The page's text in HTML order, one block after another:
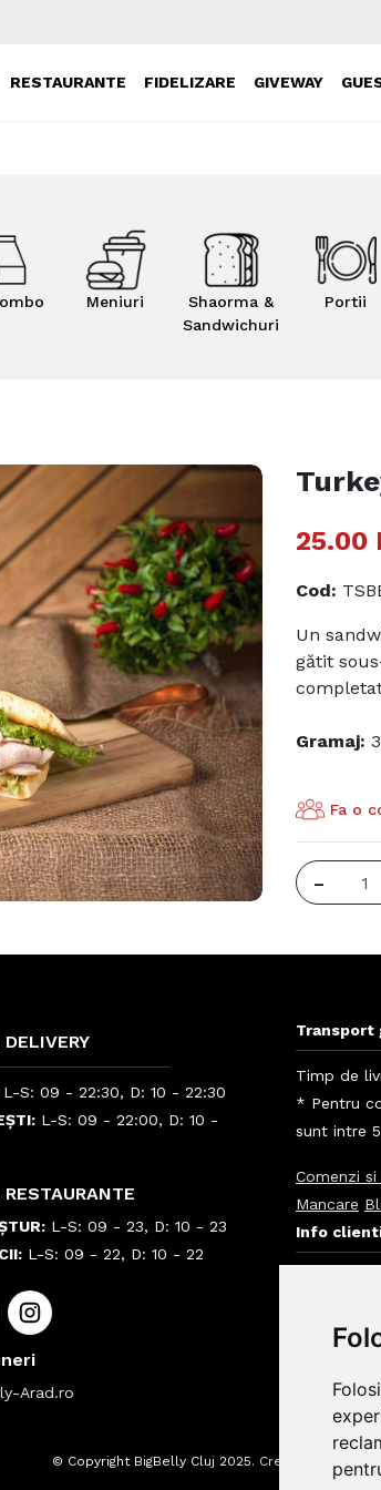
RESTAURANTE FIDELIZARE GIVEWAY
Meniuri
Shaorma &
Sandwichuri
Portii
25.00
Cod:
Un
gătit
Gramaj:
Fa o
-
DELIVERY
L-S: 09 - 22:30, D: 10 - 22:30
L-S: 09 - 22:00, D: 10 -
RESTAURANTE
L-S: 09 - 23, D: 10 - 23
L-S: 09 - 22, D: 10 - 22
Arad.ro
Transport
Timp de
* Pentru
sunt intre
Comenzi si
Mancare
Info
© Copyright BigBelly Cluj 2025. Creare Magazin